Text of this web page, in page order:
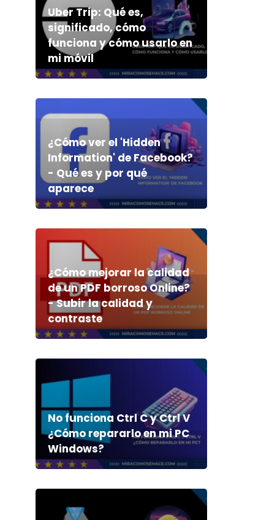
Uber Trip: Qué es,
significado, cómo
funciona y cómo usarlo en
mi móvil
¿Cómo ver el 'Hidden
Information' de Facebook?
- Qué es y por qué
aparece
¿Cómo mejorar la calidad
de un PDF borroso Online?
- Subir la calidad y
contraste
No funciona Ctrl C y Ctrl V
¿Cómo repararlo en mi PC
Windows?